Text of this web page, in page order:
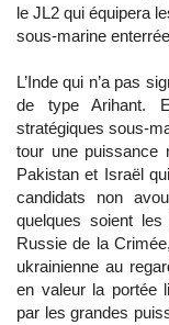
le JL2 qui équipera
sous-marine
L’Inde qui n’a pas
de type Arihant.
stratégiques sous-
tour une puissance
Pakistan et Israël
candidats non
quelques soient les
Russie de la
ukrainienne au
en valeur la portée
par les grandes